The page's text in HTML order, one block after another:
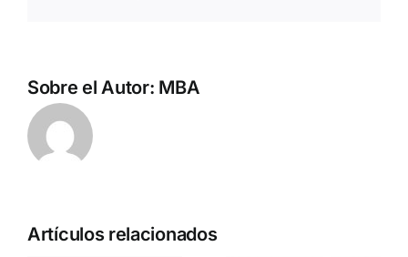
Sobre el Autor: MBA
Artículos relacionados